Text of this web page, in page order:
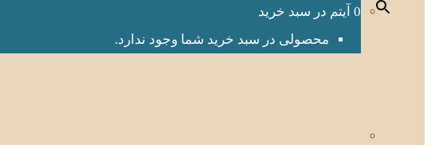
0 آیتم در سبد خرید
محصولی در سبد خرید شما وجود ندارد.